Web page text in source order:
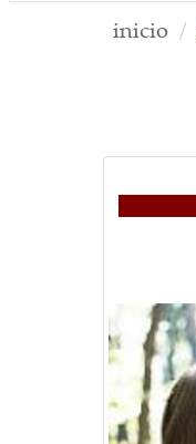
inicio